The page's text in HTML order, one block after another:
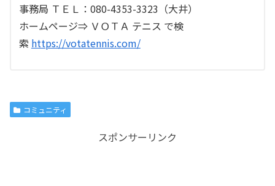
事務局 ＴＥＬ：080-4353-3323（大井）
ホームページ⇒ ＶＯＴＡ テニス で検
索 https://votatennis.com/
コミュニティ
スポンサーリンク